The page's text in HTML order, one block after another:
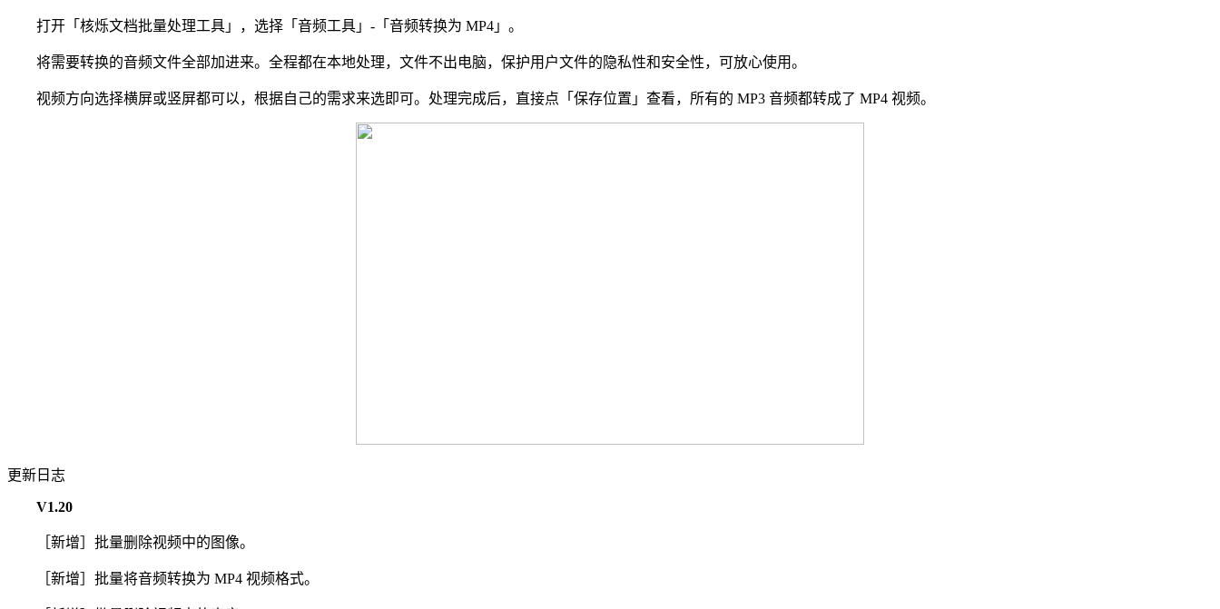
打开「核烁文档批量处理工具」，选择「音频工具」-「音频转换为 MP4」。
将需要转换的音频文件全部加进来。全程都在本地处理，文件不出电脑，保护用户文件的隐私性和安全性，可放心使用。
视频方向选择横屏或竖屏都可以，根据自己的需求来选即可。处理完成后，直接点「保存位置」查看，所有的 MP3 音频都转成了 MP4 视频。
更新日志
V1.20
［新增］批量删除视频中的图像。
［新增］批量将音频转换为 MP4 视频格式。